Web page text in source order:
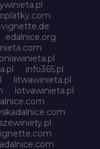
edalnice.org
info365.pl
litwawinieta.pl
lotvawinieta.pl